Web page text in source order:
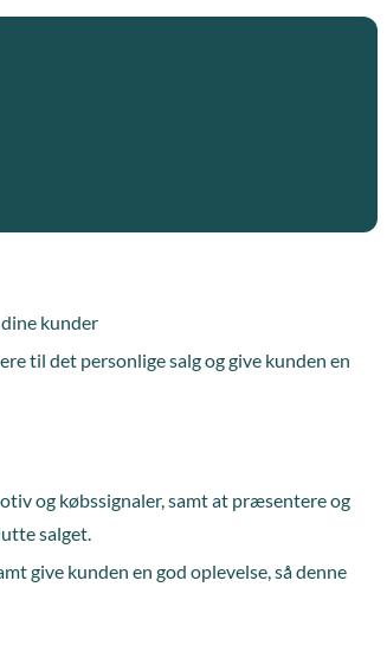
kunder
til det personlige salg og give kunden en
og købssignaler, samt at præsentere og
salget.
give kunden en god oplevelse, så denne